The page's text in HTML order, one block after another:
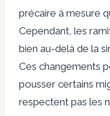
précaire à mesure
Cependant, les
bien au-delà de la
Ces changements
pousser certains
respectent pas les